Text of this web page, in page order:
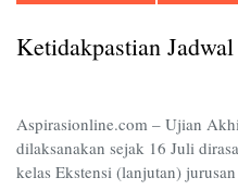
Ketidakpastian
Aspirasionline.com – Ujian
dilaksanakan sejak 16 Juli
kelas Ekstensi (lanjutan)